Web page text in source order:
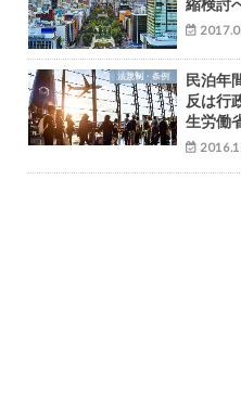
縮検討
法規制・条例
民泊年
反は行
生労働